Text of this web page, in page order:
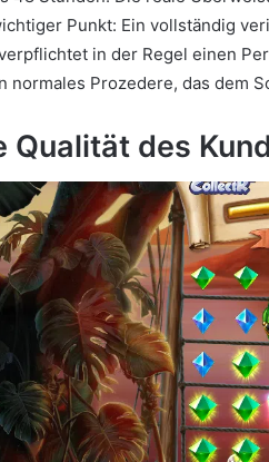
Punkt: Ein vollständig
in der Regel einen
normales Prozedere, das dem
Qualität des